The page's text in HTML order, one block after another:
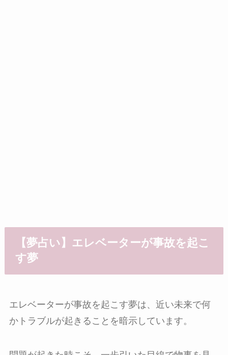
【夢占い】エレベーターが事故を起こ
す夢
エレベーターが事故を起こす夢は、近い未来で何
かトラブルが起きることを暗示しています。